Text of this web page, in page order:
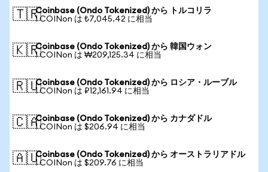
🇹🇷Coinbase (Ondo Tokenized) から トルコリラ
1 COINon は ₺7,045.42 に相当
🇰🇷Coinbase (Ondo Tokenized) から 韓国ウォン
1 COINon は ₩209,125.34 に相当
🇷🇺Coinbase (Ondo Tokenized) から ロシア・ルーブル
1 COINon は ₽12,161.94 に相当
🇨🇦Coinbase (Ondo Tokenized) から カナダドル
1 COINon は $206.94 に相当
🇦🇺Coinbase (Ondo Tokenized) から オーストラリアドル
1 COINon は $209.76 に相当